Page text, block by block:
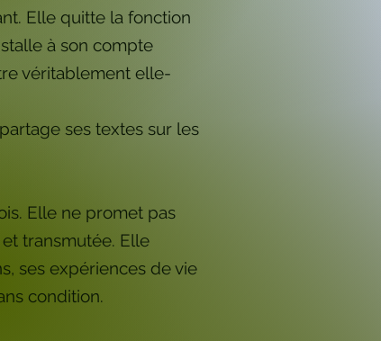
Elle quitte la fonction
à son compte
véritablement elle-
ses textes sur les
Elle ne promet pas
transmutée. Elle
ses expériences de vie
condition.